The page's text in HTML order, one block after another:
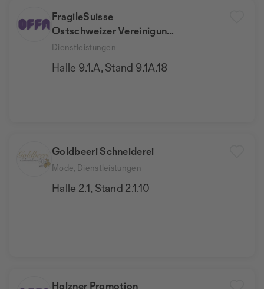
FragileSuisse
Ostschweizer Vereinigung
für Hirnverletzte Menschen
Dienstleistungen
Halle 9.1.A, Stand 9.1A.18
Goldbeeri Schneiderei
Mode, Dienstleistungen
Halle 2.1, Stand 2.1.10
Holzner Promotion